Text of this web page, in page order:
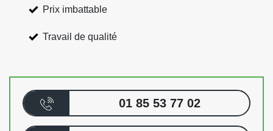
Prix imbattable
Travail de qualité
01 85 53 77 02